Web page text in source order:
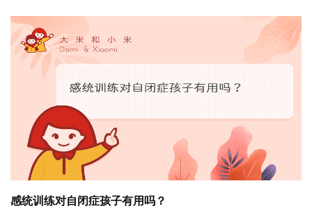
感统训练对自闭症孩子有用吗？